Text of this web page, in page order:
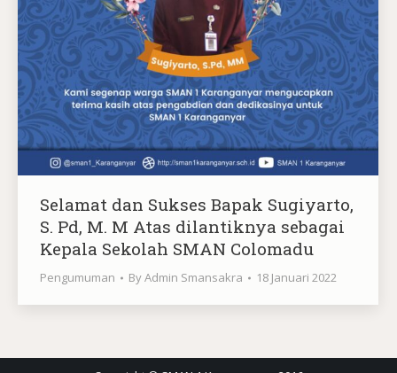
Selamat dan Sukses Bapak Sugiyarto,
S. Pd, M. M Atas dilantiknya sebagai
Kepala Sekolah SMAN Colomadu
Pengumuman ByAdmin Smansakra 18 Januari 2022